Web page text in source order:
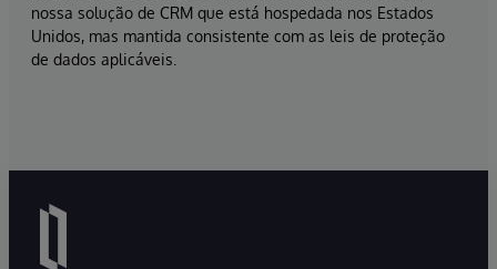
nossa solução de CRM que está hospedada nos Estados
Unidos, mas mantida consistente com as leis de proteção
de dados aplicáveis.